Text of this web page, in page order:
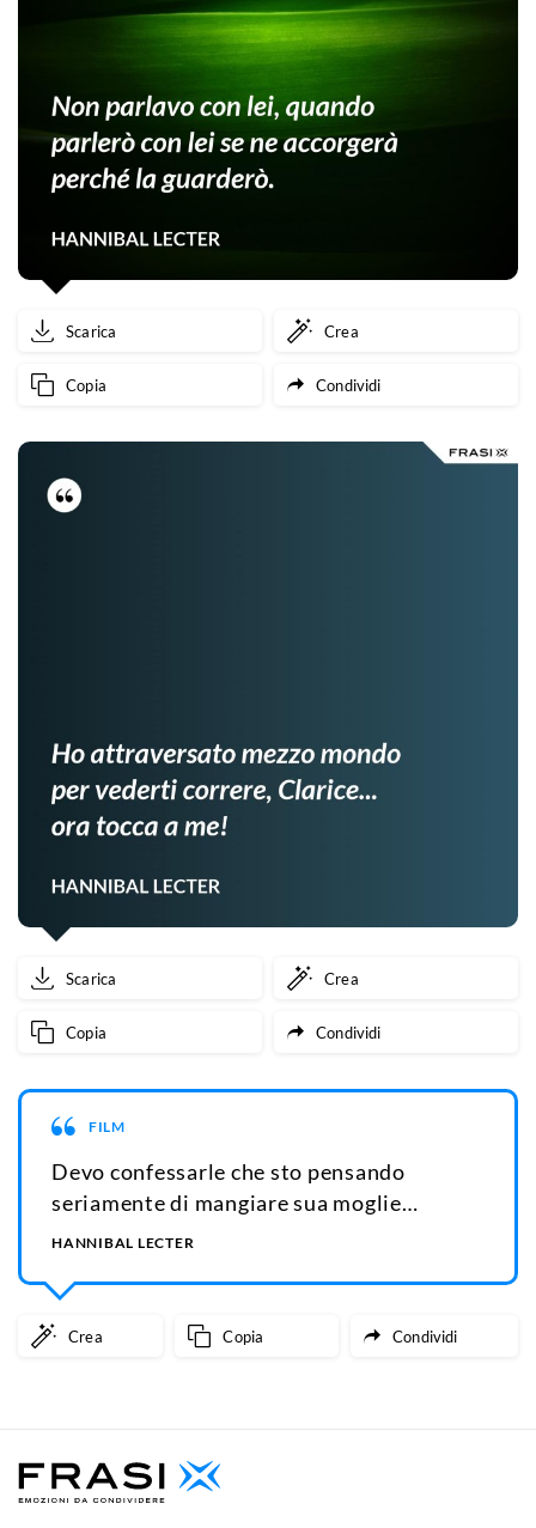
Scarica Crea
Copia Condividi
Scarica Crea
Copia Condividi
FILM
Devo confessarle che sto pensando
seriamente di mangiare sua moglie…
HANNIBAL LECTER
Crea Copia Condividi